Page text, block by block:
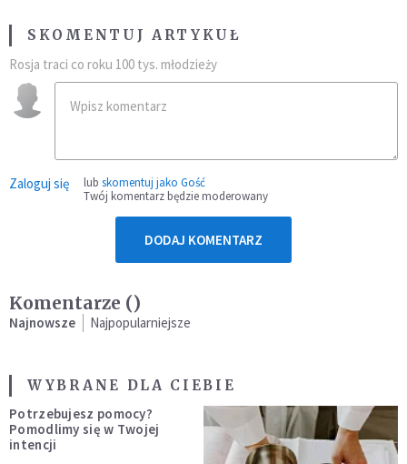
SKOMENTUJ ARTYKUŁ
Rosja traci co roku 100 tys. młodzieży
Zaloguj się lub skomentuj jako Gość
Twój komentarz będzie moderowany
DODAJ KOMENTARZ
Komentarze ()
Najnowsze Najpopularniejsze
WYBRANE DLA CIEBIE
Potrzebujesz pomocy?
Pomodlimy się w Twojej
intencji